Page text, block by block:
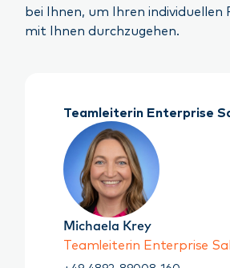
bei Ihnen, um Ihren individuellen
mit Ihnen durchzugehen.
Teamleiterin Enterprise
Michaela Krey
Teamleiterin Enterprise